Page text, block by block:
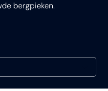
bergpieken.